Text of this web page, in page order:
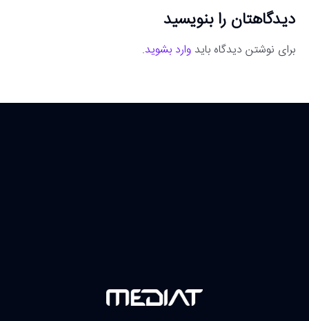
دیدگاهتان را بنویسید
برای نوشتن دیدگاه باید وارد بشوید.